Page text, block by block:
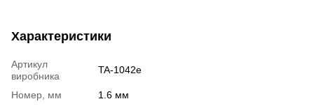
Характеристики
Артикул
виробника
TA-1042e
Номер, мм
1.6 мм